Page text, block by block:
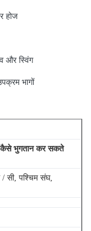
होज
और स्विंग
भागों
कैसे भुगतान कर सकते
सी, पश्चिम संघ,